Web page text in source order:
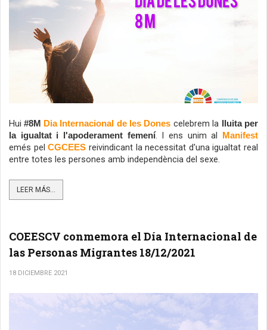
Hui #8M Dia Internacional de les Dones celebrem la
lluita per
la igualtat i l'apoderament femení. I ens unim al Manifest
emés pel CGCEES reivindicant la necessitat d'una igualtat real
entre totes les persones amb independència del sexe.
LEER MÁS...
COEESCV conmemora el Día Internacional de
las Personas Migrantes 18/12/2021
18 DICIEMBRE 2021